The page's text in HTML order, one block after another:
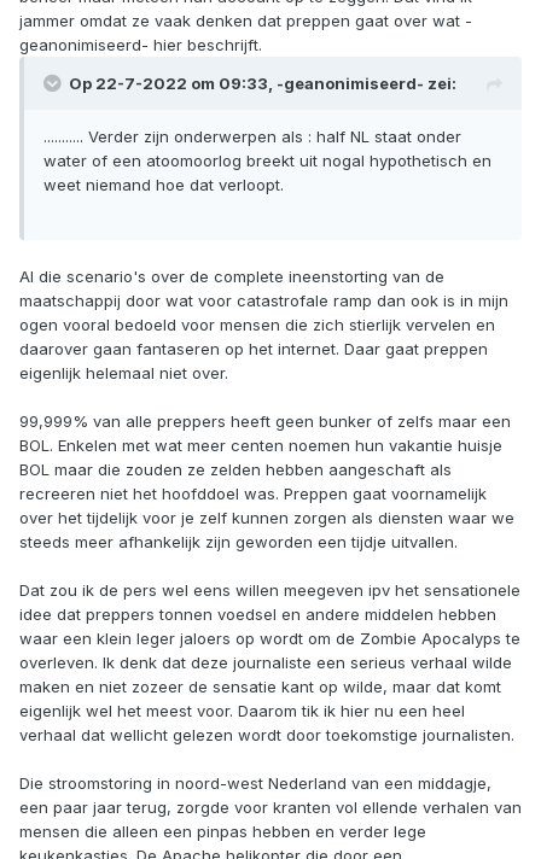
jammer omdat ze vaak denken dat preppen gaat over wat -
geanonimiseerd- hier beschrijft.
Op 22-7-2022 om 09:33, -geanonimiseerd- zei:
........... Verder zijn onderwerpen als : half NL staat onder
water of een atoomoorlog breekt uit nogal hypothetisch en
weet niemand hoe dat verloopt.
Al die scenario's over de complete ineenstorting van de
maatschappij door wat voor catastrofale ramp dan ook is in mijn
ogen vooral bedoeld voor mensen die zich stierlijk vervelen en
daarover gaan fantaseren op het internet. Daar gaat preppen
eigenlijk helemaal niet over.
99,999% van alle preppers heeft geen bunker of zelfs maar een
BOL. Enkelen met wat meer centen noemen hun vakantie huisje
BOL maar die zouden ze zelden hebben aangeschaft als
recreeren niet het hoofddoel was. Preppen gaat voornamelijk
over het tijdelijk voor je zelf kunnen zorgen als diensten waar we
steeds meer afhankelijk zijn geworden een tijdje uitvallen.
Dat zou ik de pers wel eens willen meegeven ipv het sensationele
idee dat preppers tonnen voedsel en andere middelen hebben
waar een klein leger jaloers op wordt om de Zombie Apocalyps te
overleven. Ik denk dat deze journaliste een serieus verhaal wilde
maken en niet zozeer de sensatie kant op wilde, maar dat komt
eigenlijk wel het meest voor. Daarom tik ik hier nu een heel
verhaal dat wellicht gelezen wordt door toekomstige journalisten.
Die stroomstoring in noord-west Nederland van een middagje,
een paar jaar terug, zorgde voor kranten vol ellende verhalen van
mensen die alleen een pinpas hebben en verder lege